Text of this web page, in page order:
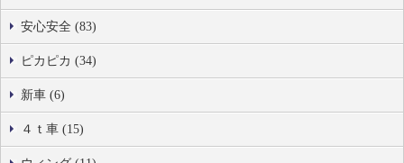
安心安全 (83)
ピカピカ (34)
新車 (6)
４ｔ車 (15)